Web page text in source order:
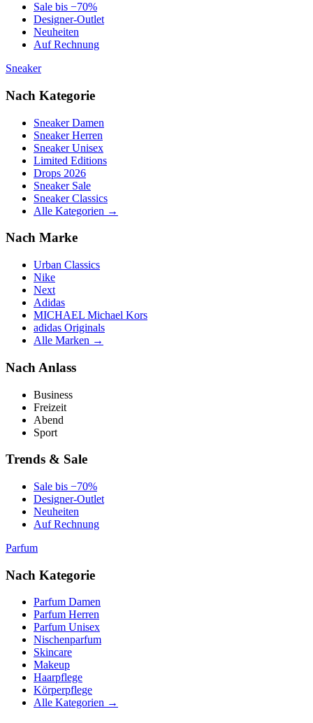
Sale bis −70%
Designer-Outlet
Neuheiten
Auf Rechnung
Sneaker
Nach Kategorie
Sneaker Damen
Sneaker Herren
Sneaker Unisex
Limited Editions
Drops 2026
Sneaker Sale
Sneaker Classics
Alle Kategorien →
Nach Marke
Urban Classics
Nike
Next
Adidas
MICHAEL Michael Kors
adidas Originals
Alle Marken →
Nach Anlass
Business
Freizeit
Abend
Sport
Trends & Sale
Sale bis −70%
Designer-Outlet
Neuheiten
Auf Rechnung
Parfum
Nach Kategorie
Parfum Damen
Parfum Herren
Parfum Unisex
Nischenparfum
Skincare
Makeup
Haarpflege
Körperpflege
Alle Kategorien →